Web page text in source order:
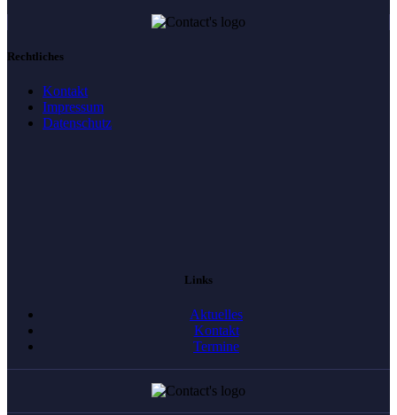
Rechtliches
Kontakt
Impressum
Datenschutz
Links
Aktuelles
Kontakt
Termine